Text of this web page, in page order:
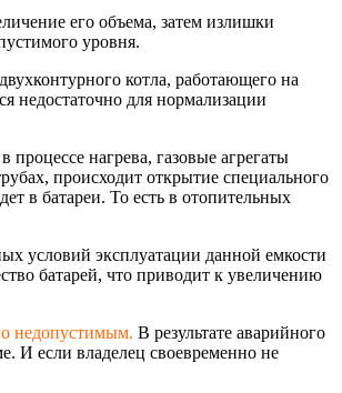
его объема, затем излишки
уровня.
котла, работающего на
недостаточно для нормализации
нагрева, газовые агрегаты
происходит открытие специального
в батареи. То есть в отопительных
условий эксплуатации данной емкости
батарей, что приводит к увеличению
недопустимым. В результате аварийного
И если владелец своевременно не